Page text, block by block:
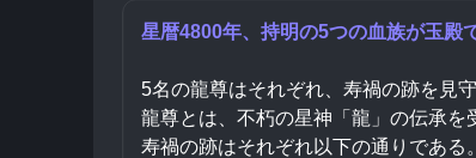
星暦4800年、持明の5つの血族が玉
5名の龍尊はそれぞれ、寿禍の跡を見守
龍尊とは、不朽の星神「龍」の伝承を
寿禍の跡はそれぞれ以下の通りである。